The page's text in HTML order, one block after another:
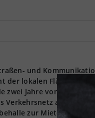
und
der lokalen
zwei Jahre von der
Verkehrsnetz
zur Miete